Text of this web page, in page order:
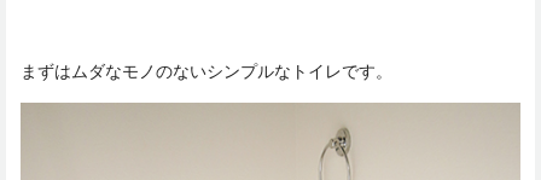
まずはムダなモノのないシンプルなトイレです。